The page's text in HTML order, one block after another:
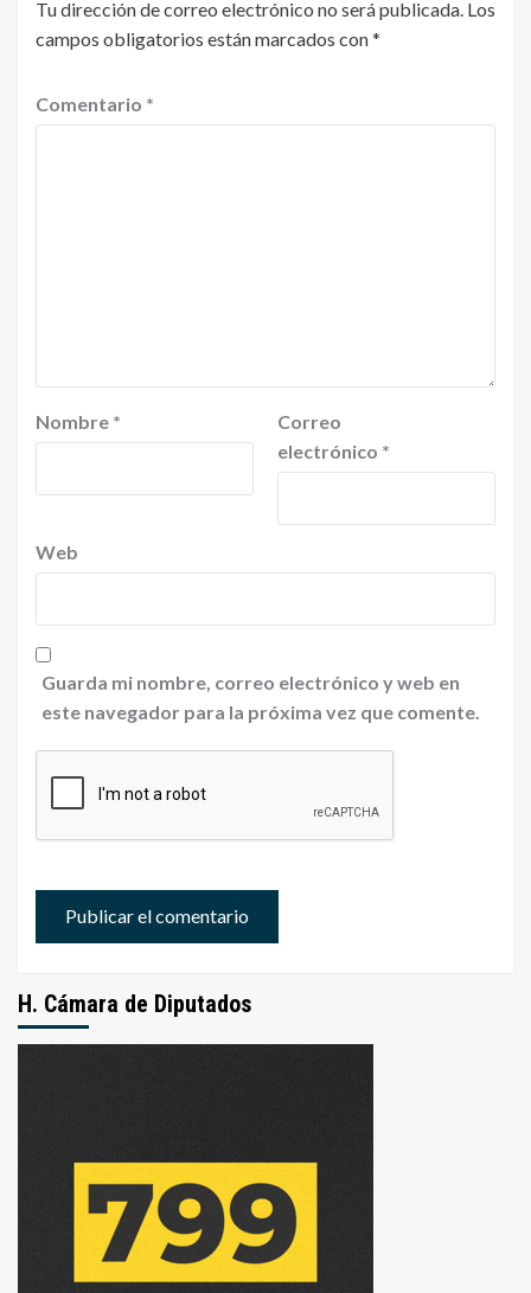
Tu dirección de correo electrónico no será publicada. Los
campos obligatorios están marcados con*
Comentario *
Nombre *
Correo
electrónico *
Web
Guarda mi nombre, correo electrónico y web en
este navegador para la próxima vez que comente.
H. Cámara de Diputados